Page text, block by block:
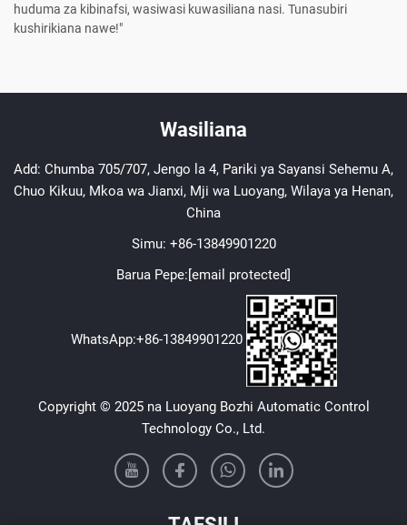
huduma za kibinafsi, wasiwasi kuwasiliana nasi. Tunasubiri
kushirikiana nawe!"
Wasiliana
Add: Chumba 705/707, Jengo la 4, Pariki ya Sayansi Sehemu A,
Chuo Kikuu, Mkoa wa Jianxi, Mji wa Luoyang, Wilaya ya Henan,
China
Simu: +86-13849901220
Barua Pepe:[email protected]
WhatsApp:+86-13849901220
Copyright © 2025 na Luoyang Bozhi Automatic Control
Technology Co., Ltd.